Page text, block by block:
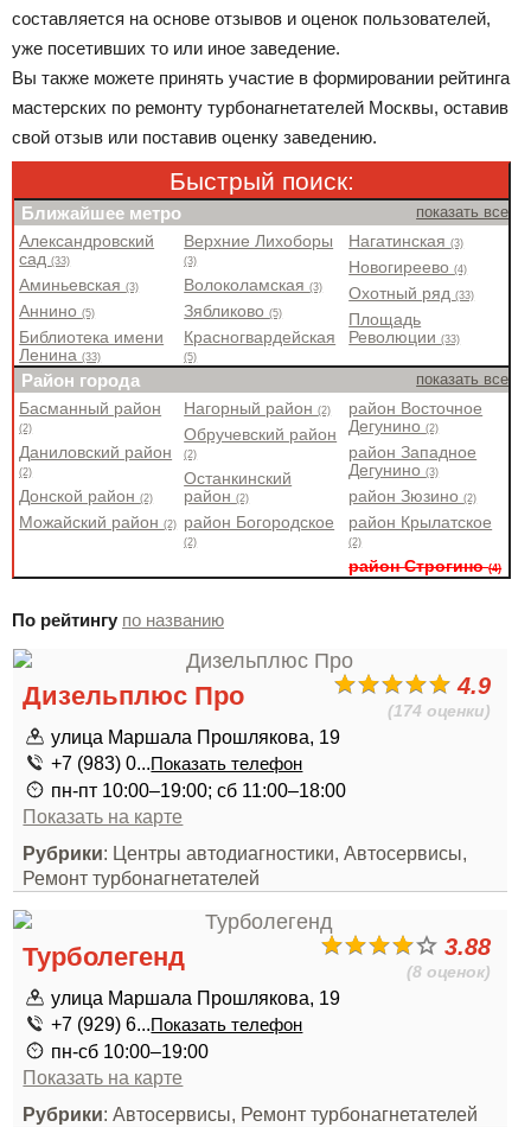
составляется на основе отзывов и оценок пользователей,
уже посетивших то или иное заведение.
Вы также можете принять участие в формировании рейтинга
мастерских по ремонту турбонагнетателей Москвы, оставив
свой отзыв или поставив оценку заведению.
Быстрый поиск:
Ближайшее метро показать все
Александровский
сад(33)
Аминьевская(3)
Аннино(5)
Библиотека имени
Ленина(33)
Верхние Лихоборы
(3)
Волоколамская(3)
Зябликово(5)
Красногвардейская
(5)
Нагатинская(3)
Новогиреево(4)
Охотный ряд(33)
Площадь
Революции(33)
Район города показать все
Басманный район
(2)
Даниловский район
(2)
Донской район(2)
Можайский район(2)
Нагорный район(2)
Обручевский район
(2)
Останкинский
район(2)
район Богородское
(2)
район Восточное
Дегунино(2)
район Западное
Дегунино(3)
район Зюзино(2)
район Крылатское
(2)
район Строгино(4)
По рейтингу по названию
4.9
(174 оценки)
Дизельплюс Про
улица Маршала Прошлякова, 19
+7 (983) 0...Показать телефон
пн-пт 10:00–19:00; сб 11:00–18:00
Показать на карте
Рубрики: Центры автодиагностики, Автосервисы,
Ремонт турбонагнетателей
3.88
(8 оценок)
Турболегенд
улица Маршала Прошлякова, 19
+7 (929) 6...Показать телефон
пн-сб 10:00–19:00
Показать на карте
Рубрики: Автосервисы, Ремонт турбонагнетателей